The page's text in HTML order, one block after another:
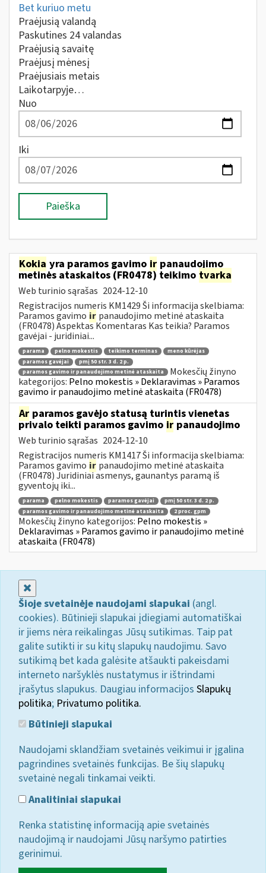
Bet kuriuo metu
Praėjusią valandą
Paskutines 24 valandas
Praėjusią savaitę
Praėjusį mėnesį
Praėjusiais metais
Laikotarpyje…
Nuo
Iki
Paieška
Kokia yra paramos gavimo ir panaudojimo
metinės ataskaitos (FR0478) teikimo tvarka
Web turinio sąrašas 2024-12-10
Registracijos numeris KM1429 Ši informacija skelbiama:
Paramos gavimo ir panaudojimo metinė ataskaita
(FR0478) Aspektas Komentaras Kas teikia? Paramos
gavėjai - juridiniai...
parama pelno mokestis teikimo terminas
meno kūrėjas
paramos gavėjai
pmį 50 str. 3 d. 2 p.
paramos gavimo ir panaudojimo metinė ataskaita
Mokesčių žinyno
kategorijos: Pelno mokestis » Deklaravimas » Paramos
gavimo ir panaudojimo metinė ataskaita (FR0478)
Ar paramos gavėjo statusą turintis vienetas
privalo teikti paramos gavimo ir panaudojimo
Web turinio sąrašas 2024-12-10
Registracijos numeris KM1417 Ši informacija skelbiama:
Paramos gavimo ir panaudojimo metinė ataskaita
(FR0478) Juridiniai asmenys, gaunantys paramą iš
gyventojų iki...
parama pelno mokestis paramos gavėjai
pmį 50 str. 3 d. 2 p.
paramos gavimo ir panaudojimo metinė ataskaita
2 proc. gpm
Mokesčių žinyno kategorijos: Pelno mokestis »
Deklaravimas » Paramos gavimo ir panaudojimo metinė
ataskaita (FR0478)
Šioje svetainėje naudojami slapukai (angl.
cookies). Būtinieji slapukai įdiegiami automatiškai
ir jiems nėra reikalingas Jūsų sutikimas. Taip pat
galite sutikti ir su kitų slapukų naudojimu. Savo
sutikimą bet kada galėsite atšaukti pakeisdami
interneto naršyklės nustatymus ir ištrindami
įrašytus slapukus. Daugiau informacijos Slapukų
politika; Privatumo politika.
Būtinieji slapukai
Naudojami sklandžiam svetainės veikimui ir įgalina
pagrindines svetainės funkcijas. Be šių slapukų
svetainė negali tinkamai veikti.
Analitiniai slapukai
Renka statistinę informaciją apie svetainės
naudojimą ir naudojami Jūsų naršymo patirties
gerinimui.